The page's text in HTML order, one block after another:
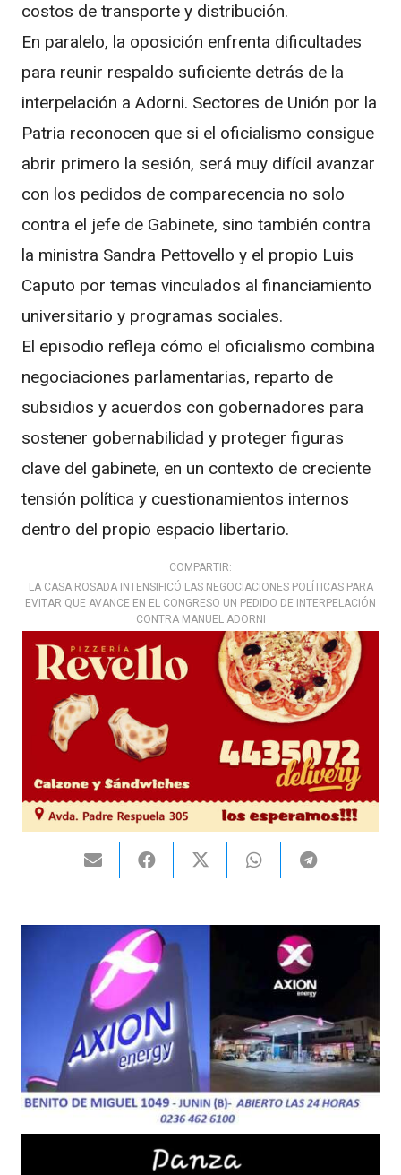
costos de transporte y distribución.
En paralelo, la oposición enfrenta dificultades
para reunir respaldo suficiente detrás de la
interpelación a Adorni. Sectores de Unión por la
Patria reconocen que si el oficialismo consigue
abrir primero la sesión, será muy difícil avanzar
con los pedidos de comparecencia no solo
contra el jefe de Gabinete, sino también contra
la ministra Sandra Pettovello y el propio Luis
Caputo por temas vinculados al financiamiento
universitario y programas sociales.
El episodio refleja cómo el oficialismo combina
negociaciones parlamentarias, reparto de
subsidios y acuerdos con gobernadores para
sostener gobernabilidad y proteger figuras
clave del gabinete, en un contexto de creciente
tensión política y cuestionamientos internos
dentro del propio espacio libertario.
COMPARTIR:
LA CASA ROSADA INTENSIFICÓ LAS NEGOCIACIONES POLÍTICAS PARA
EVITAR QUE AVANCE EN EL CONGRESO UN PEDIDO DE INTERPELACIÓN
CONTRA MANUEL ADORNI